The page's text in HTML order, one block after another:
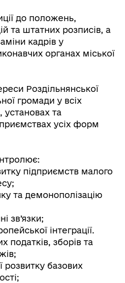
до положень,
та штатних розписів, а
кадрів у
органах міської
Роздільнянської
громади у всіх
та
усіх форм
підприємств малого
та демонополізацію
зв’язки;
інтеграції.
податків, зборів та
розвитку базових